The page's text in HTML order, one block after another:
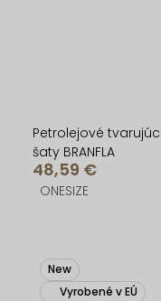
Petrolejové
šaty BRANFLA
48,59 €
ONESIZE
New
Vyrobené v EÚ